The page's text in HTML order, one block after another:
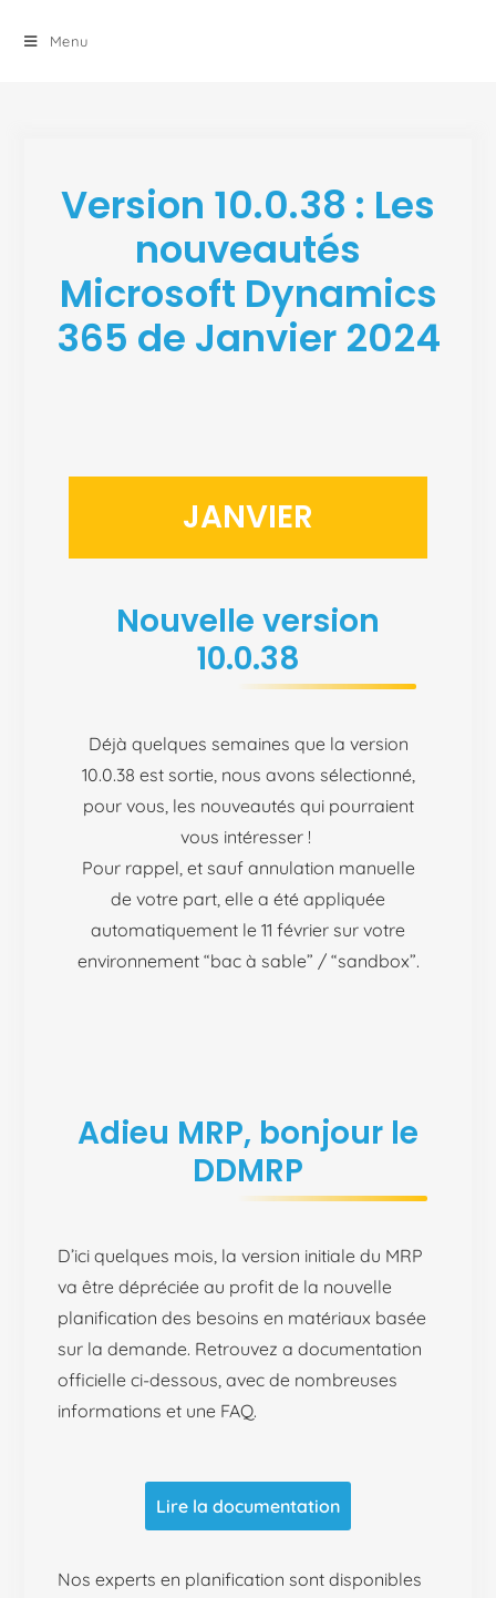
Menu
Version 10.0.38 : Les
nouveautés
Microsoft Dynamics
365 de Janvier 2024
JANVIER
Nouvelle version
10.0.38
Déjà quelques semaines que la version
10.0.38 est sortie, nous avons sélectionné,
pour vous, les nouveautés qui pourraient
vous intéresser !
Pour rappel, et sauf annulation manuelle
de votre part, elle a été appliquée
automatiquement le 11 février sur votre
environnement “bac à sable” / “sandbox”.
Adieu MRP, bonjour le
DDMRP
D’ici quelques mois, la version initiale du MRP
va être dépréciée au profit de la nouvelle
planification des besoins en matériaux basée
sur la demande. Retrouveza documentation
officielle ci-dessous, avec de nombreuses
informations et une FAQ.
Lire la documentation
Nos experts en planification sont disponibles